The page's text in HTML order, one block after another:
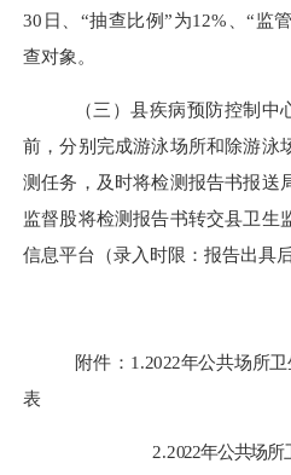
30日、“抽查比例”为12%、“监
查对象。
（三）县疾病预防控制中
前，分别完成游泳场所和除游泳
测任务，及时将检测报告书报送
监督股将检测报告书转交县卫生
信息平台（录入时限：报告出具
附件 ： 1.2022年公共场所
表
2.2022年公共场